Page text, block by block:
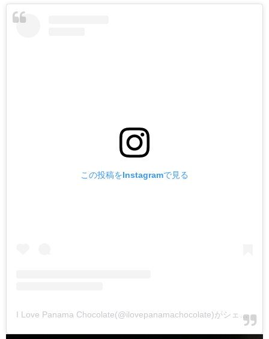
この投稿をInstagramで見る
I Love Panama Chocolate(@ilovepanamachocolate)がシェアした投稿